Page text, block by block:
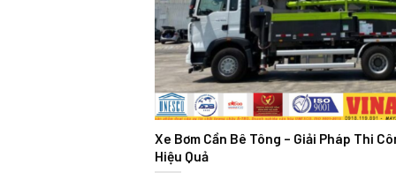
Xe Bơm Cần Bê Tông – Giải Pháp Thi
Hiệu Quả